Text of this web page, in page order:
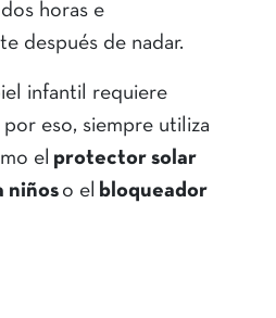
horas e
después de nadar.
infantil requiere
eso, siempre utiliza
el protector solar
niños o el
bloqueador